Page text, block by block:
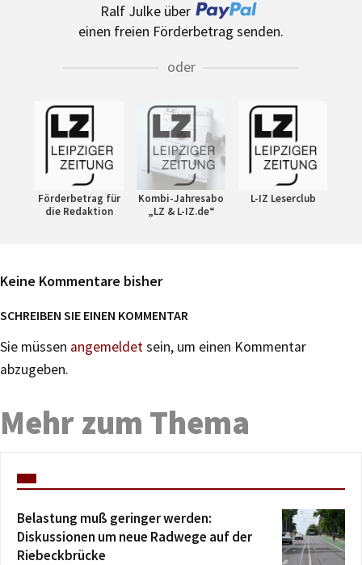
Ralf Julke über
einen freien Förderbetrag senden.
oder
Förderbetrag für
die Redaktion
Kombi-Jahresabo
„LZ & L-IZ.de“
L-IZ Leserclub
Keine Kommentare bisher
SCHREIBEN SIE EINEN KOMMENTAR
Sie müssen angemeldetsein, um einen Kommentar
abzugeben.
Mehr zum Thema
Belastung muß geringer werden:
Diskussionen um neue Radwege auf der
Riebeckbrücke